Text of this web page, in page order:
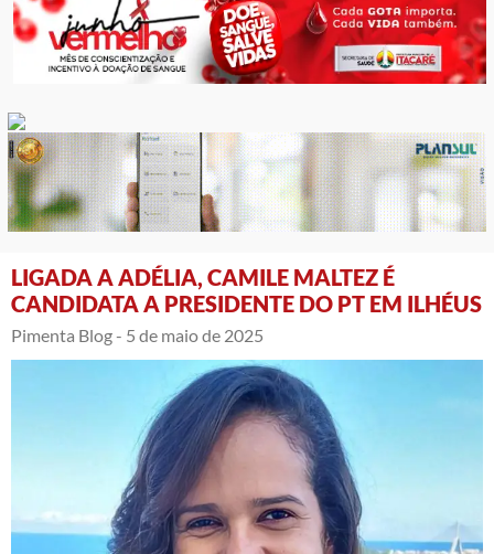
LIGADA A ADÉLIA, CAMILE MALTEZ É
CANDIDATA A PRESIDENTE DO PT EM ILHÉUS
Pimenta Blog - 5 de maio de 2025